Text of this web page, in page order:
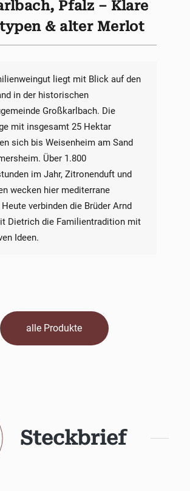
Pfalz – Klare
& alter Merlot
liegt mit Blick auf den
in der historischen
Großkarlbach. Die
mit insgesamt 25 Hektar
sich bis Weisenheim am Sand
Über 1.800
im Jahr, Zitronenduft und
wecken hier mediterrane
verbinden die Brüder Arnd
Dietrich die Familientradition mit
Ideen.
alle Produkte
Steckbrief